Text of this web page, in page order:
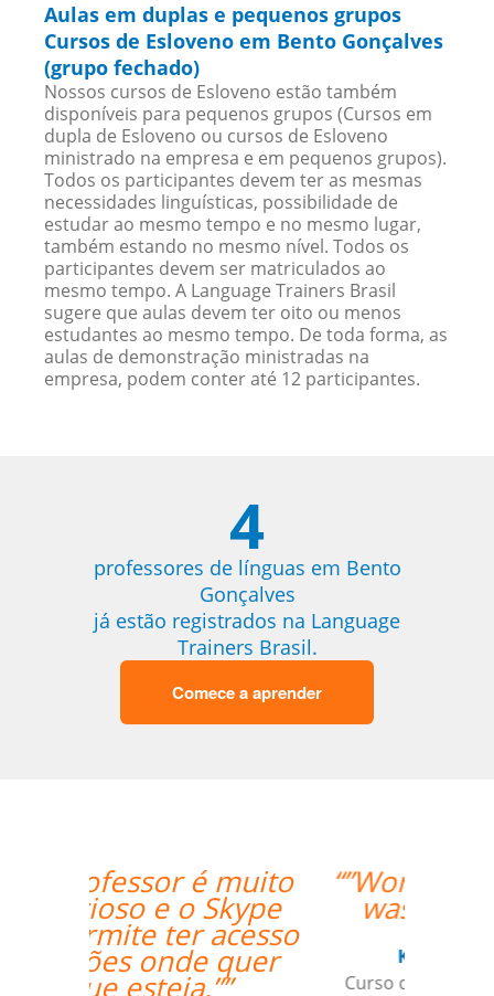
Aulas em duplas e pequenos grupos
Cursos de Esloveno em Bento Gonçalves
(grupo fechado)
Nossos cursos de Esloveno estão também
disponíveis para pequenos grupos (Cursos em
dupla de Esloveno ou cursos de Esloveno
ministrado na empresa e em pequenos grupos).
Todos os participantes devem ter as mesmas
necessidades linguísticas, possibilidade de
estudar ao mesmo tempo e no mesmo lugar,
também estando no mesmo nível. Todos os
participantes devem ser matriculados ao
mesmo tempo. A Language Trainers Brasil
sugere que aulas devem ter oito ou menos
estudantes ao mesmo tempo. De toda forma, as
aulas de demonstração ministradas na
empresa, podem conter até 12 participantes.
4
professores de línguas em Bento
Gonçalves
já estão registrados na Language
Trainers Brasil.
Comece a aprender
“”Working with Jane
was fantastic. ””
Kiernan Hogan
Curso de Português em Belo